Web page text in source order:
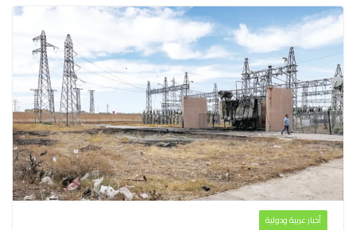
أخبار عربية ودولية